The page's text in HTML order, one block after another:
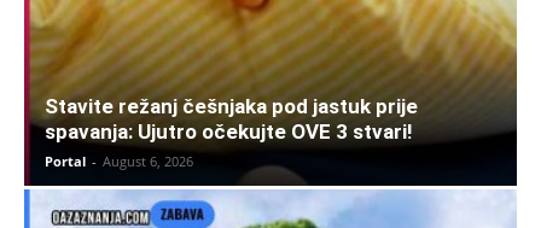
Stavite režanj češnjaka pod jastuk prije
spavanja: Ujutro očekujte OVE 3 stvari!
Portal - August 6, 2026